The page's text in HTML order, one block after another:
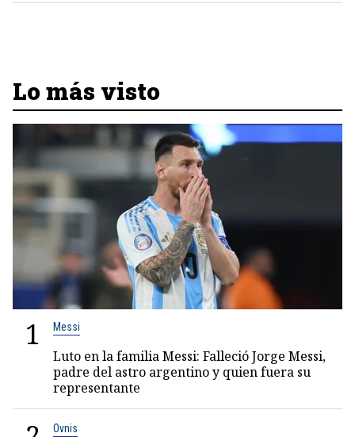
Lo más visto
1 Messi
Luto en la familia Messi: Falleció Jorge Messi,
padre del astro argentino y quien fuera su
representante
Ovnis